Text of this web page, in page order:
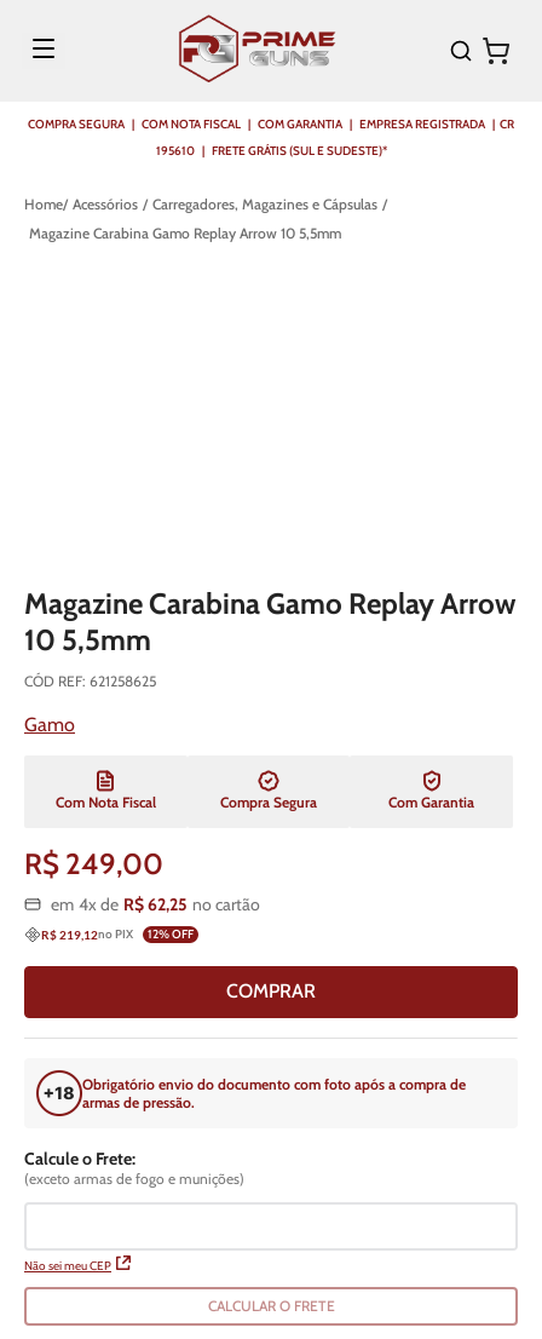
COMPRA SEGURA | COM NOTA FISCAL | COM GARANTIA | EMPRESA REGISTRADA | CR
195610 | FRETE GRÁTIS (SUL E SUDESTE)*
Acessórios
Carregadores, Magazines e Cápsulas
Magazine Carabina Gamo Replay Arrow 10 5,5mm
Magazine Carabina Gamo Replay Arrow
10 5,5mm
CÓD REF: 621258625
Gamo
Com Nota Fiscal Compra Segura Com Garantia
R$ 249,00
em 4x de R$62,25 no cartão
R$ 219,12no PIX 12% OFF
COMPRAR
Obrigatório envio do documento com foto após a compra de
armas de pressão.
Calcule o Frete:
(exceto armas de fogo e munições)
Não sei meu CEP
CALCULAR O FRETE